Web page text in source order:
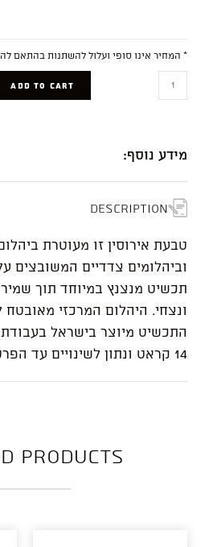
* המחיר אינו סופי ועלול להשתנות בהתאם
ADD TO CART
מידע נוסף:
Description
טבעת אירוסין זו מעוטרת
וביהלומים צדדיים המשובצים
תכשיט מנצנץ במיוחד תוך
התכשיט מיוצר בישראל בעבודת
14 קראט ונתון לשינויים עד הפרטים הקטנים.
products